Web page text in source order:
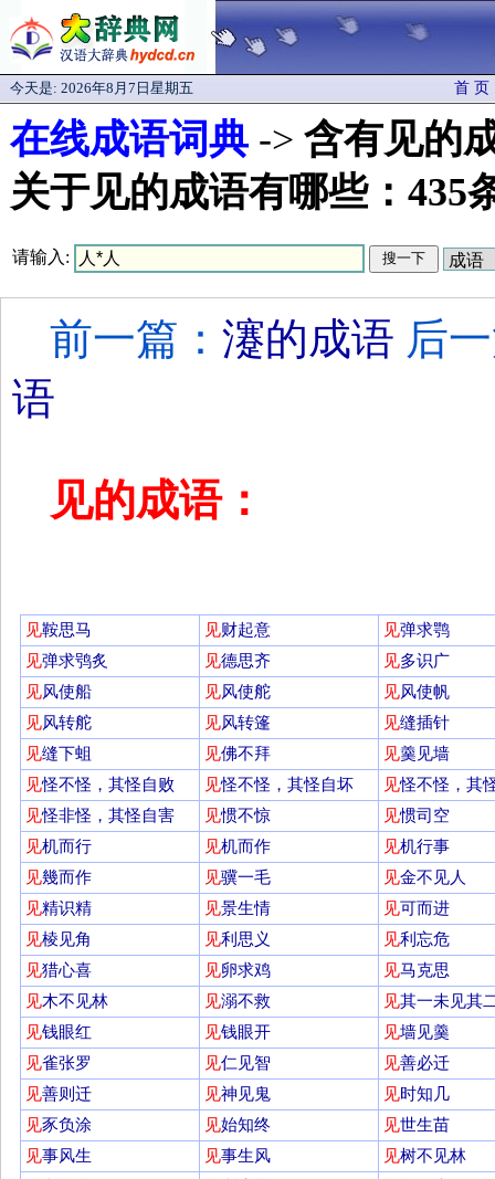
今天是: 2026年8月7日星期五 首 页
在线成语词典 -> 含有见的
关于见的成语有哪些：
请输入:
前一篇： 瀽的成语 后
语
见的成语：
见鞍思马 见财起意 见弹求鹗
见弹求鸮炙 见德思齐 见多识广
见风使船 见风使舵 见风使帆
见风转舵 见风转篷 见缝插针
见缝下蛆 见佛不拜 见羹见墙
见怪不怪，其怪自败 见怪不怪，其怪自坏 见怪不怪，其
见怪非怪，其怪自害 见惯不惊 见惯司空
见机而行 见机而作 见机行事
见幾而作 见骥一毛 见金不见人
见精识精 见景生情 见可而进
见棱见角 见利思义 见利忘危
见猎心喜 见卵求鸡 见马克思
见木不见林 见溺不救 见其一未见其
见钱眼红 见钱眼开 见墙见羹
见雀张罗 见仁见智 见善必迁
见善则迁 见神见鬼 见时知几
见豕负涂 见始知终 见世生苗
见事风生 见事生风 见树不见林